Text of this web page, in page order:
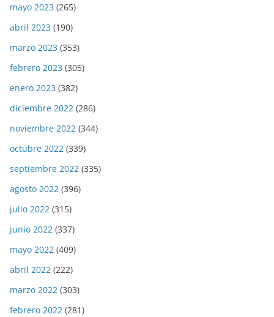
mayo 2023 (265)
abril 2023 (190)
marzo 2023 (353)
febrero 2023 (305)
enero 2023 (382)
diciembre 2022 (286)
noviembre 2022 (344)
octubre 2022 (339)
septiembre 2022 (335)
agosto 2022 (396)
julio 2022 (315)
junio 2022 (337)
mayo 2022 (409)
abril 2022 (222)
marzo 2022 (303)
febrero 2022 (281)